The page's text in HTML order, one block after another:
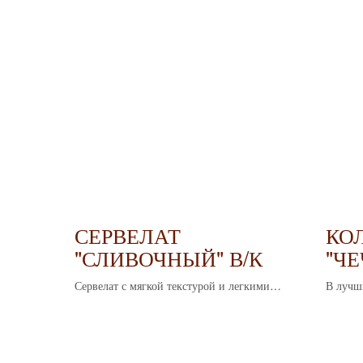
СЕРВЕЛАТ
"СЛИВОЧНЫЙ" В/К
Сервелат с мягкой текстурой и легкими
В